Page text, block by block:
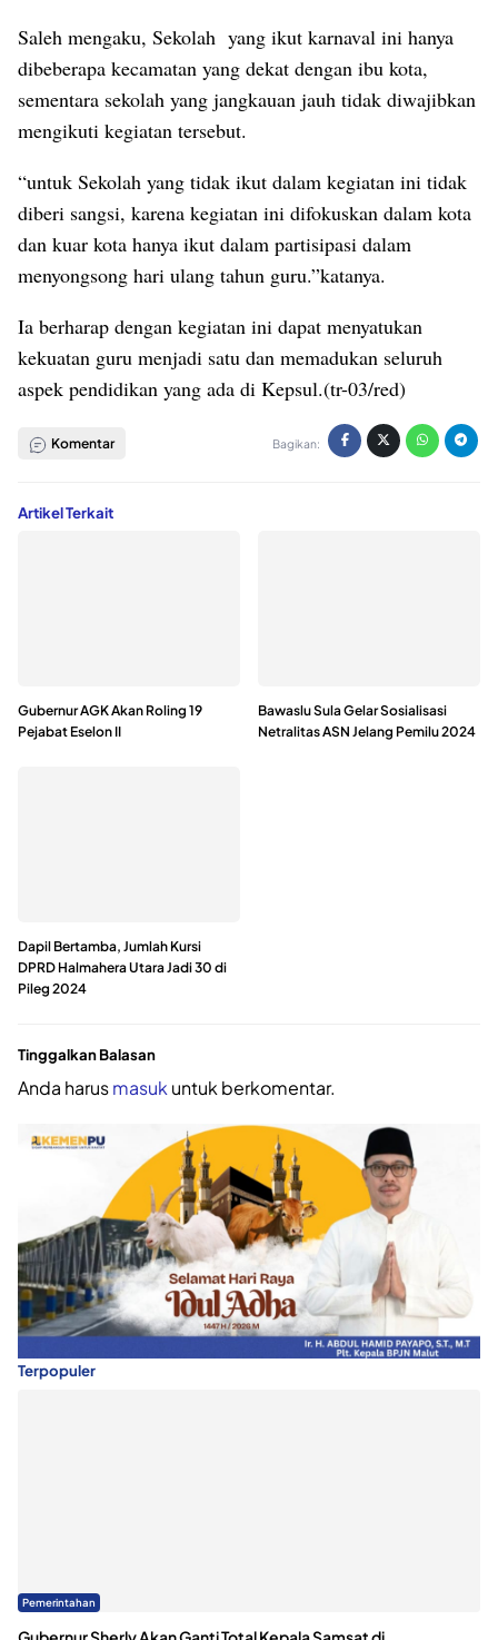
Saleh mengaku, Sekolah yang ikut karnaval ini hanya
dibeberapa kecamatan yang dekat dengan ibu kota,
sementara sekolah yang jangkauan jauh tidak diwajibkan
mengikuti kegiatan tersebut.
“untuk Sekolah yang tidak ikut dalam kegiatan ini tidak
diberi sangsi, karena kegiatan ini difokuskan dalam kota
dan kuar kota hanya ikut dalam partisipasi dalam
menyongsong hari ulang tahun guru.”katanya.
Ia berharap dengan kegiatan ini dapat menyatukan
kekuatan guru menjadi satu dan memadukan seluruh
aspek pendidikan yang ada di Kepsul.(tr-03/red)
Komentar Bagikan:
Artikel Terkait
Gubernur AGK Akan Roling 19
Pejabat Eselon II
Bawaslu Sula Gelar Sosialisasi
Netralitas ASN Jelang Pemilu 2024
Dapil Bertamba, Jumlah Kursi
DPRD Halmahera Utara Jadi 30 di
Pileg 2024
Tinggalkan Balasan
Anda harusmasuk untuk berkomentar.
Terpopuler
Pemerintahan